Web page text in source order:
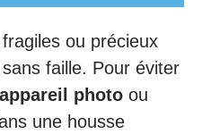
ou précieux
faille. Pour éviter
appareil photo ou
une housse